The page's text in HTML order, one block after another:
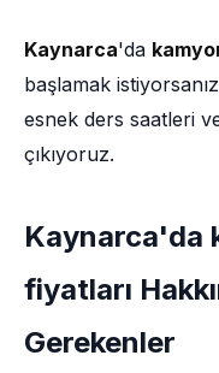
Kaynarca'da
başlamak
esnek ders saatleri
çıkıyoruz.
Kaynarca'da
fiyatları
Gerekenler